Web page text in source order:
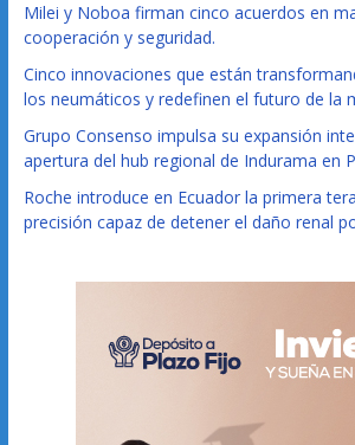
Milei y Noboa firman cinco acuerdos en
cooperación y seguridad.
Cinco innovaciones que están
los neumáticos y redefinen el futuro de la
Grupo Consenso impulsa su expansión
apertura del hub regional de Indurama en
Roche introduce en Ecuador la primera
precisión capaz de detener el daño renal